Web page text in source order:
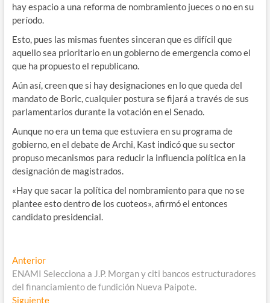
hay espacio a una reforma de nombramiento jueces o no en su
período.
Esto, pues las mismas fuentes sinceran que es difícil que
aquello sea prioritario en un gobierno de emergencia como el
que ha propuesto el republicano.
Aún así, creen que si hay designaciones en lo que queda del
mandato de Boric, cualquier postura se fijará a través de sus
parlamentarios durante la votación en el Senado.
Aunque no era un tema que estuviera en su programa de
gobierno, en el debate de Archi, Kast indicó que su sector
propuso mecanismos para reducir la influencia política en la
designación de magistrados.
«Hay que sacar la política del nombramiento para que no se
plantee esto dentro de los cuoteos», afirmó el entonces
candidato presidencial.
Navegación
de
AnteriorEntrada
anterior:
ENAMI Selecciona a J.P. Morgan y citi bancos estructuradores
del financiamiento de fundición Nueva Paipote.
SiguienteEntrada